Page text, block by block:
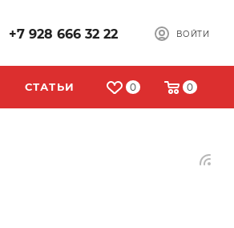
+7 928 666 32 22 ВОЙТИ
0 0
СТАТЬИ